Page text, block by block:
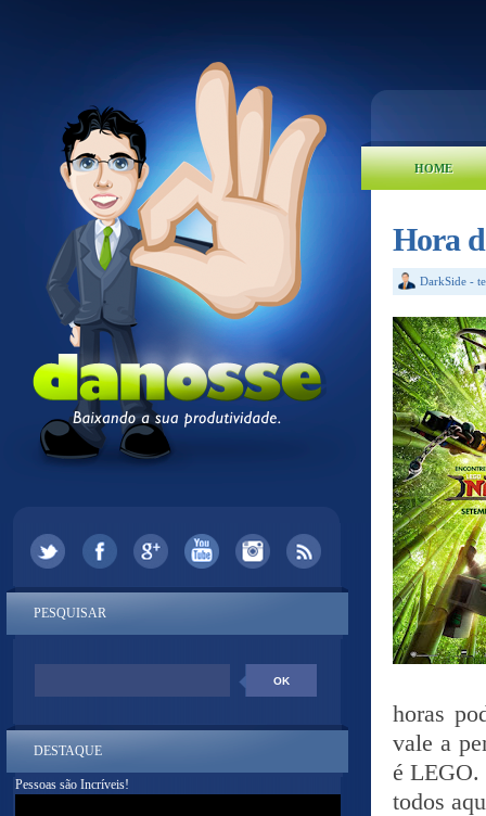
HOME
Hora
DarkSide -
horas
vale a
é LEGO.
todos
PESQUISAR
DESTAQUE
Pessoas são Incríveis!